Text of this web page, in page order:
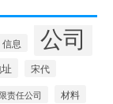
信息 公司
宋代
责任公司 材料